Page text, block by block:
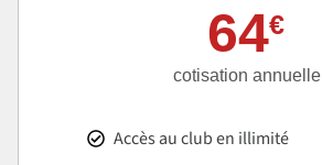
64€
cotisation annuelle
Accès au club en illimité